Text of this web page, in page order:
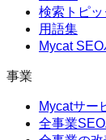
検索トピッ
用語集
Mycat
事業
Mycatサー
全事業